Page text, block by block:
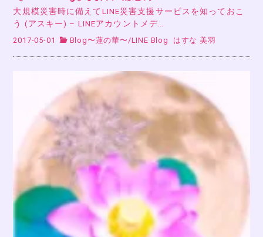
大規模災害時に備えてLINE災害支援サービスを知っておこ
う (アスキー) – LINEアカウントメデ…
2017-05-01 Blog〜蓮の華〜 /LINE Blog はすな 美羽